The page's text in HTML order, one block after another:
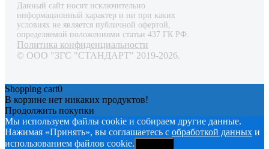
Данный сайт носит исключительно
информационный характер и ни при каких
условиях не является публичной офертой,
определяемой положениями статьи 437 ГК РФ.
Политика конфиденциальности
© ООО "ЗГС "СТАНДАРТ" 2019-2026.
Shopping cart0
В корзине нет никаких продуктов!
Продолжить покупки
Мы используем файлы cookie и собираем другие данные.
Нажимая «Принять», вы соглашаетесь с обработкой данных и
использованием файлов cookie.